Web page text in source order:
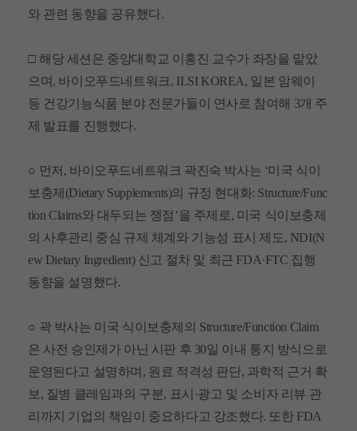
와 관련 동향을 공유했다.
□ 해당 세션은 중앙대학교 이홍진 교수가 좌장을 맡았
으며 , 바이오푸드네트워크, ILSI KOREA, 일본 암웨이
등 건강기능식품 분야 전문가들이 연사로 참여해 3개 주
제 발표를 진행했다.
○ 먼저 , 바이오푸드네트워크 곽진숙 박사는 ‘미국 식이
보충제 (Dietary Supplements)의 규정 현대화: Structure/Func
tion Claims와 대두되는 쟁점 ’을 주제로, 미국 식이보충제
의 사후관리 중심 규제 체계와 기능성 표시 제도, NDI(N
ew Dietary Ingredient) 신고 절차 및 최근 FDA·FTC 집행
동향을 설명했다.
○ 곽 박사는 미국 식이보충제의 Structure/Function Claim
은 사전 승인제가 아닌 시판 후 30일 이내 통지 방식으로
운영된다고 설명하며 , 원료 적격성 판단, 과학적 근거 확
보, 질병 클레임과의 구분, 표시 ·광고 및 소비자 리뷰 관
리까지 기업의 책임이 중요하다고 강조했다. 또한 FDA